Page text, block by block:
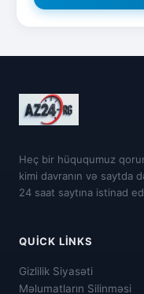
Heç bir hüququmuz
kimi davranın və saytda
24 saat saytına istinad
QUICK LINKS
Gizlilik Siyasəti
Məlumatların Silinməsi